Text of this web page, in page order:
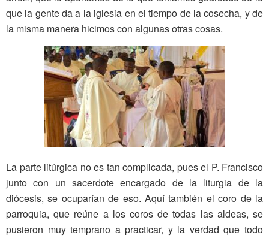
que la gente da a la iglesia en el tiempo de la cosecha, y de
la misma manera hicimos con algunas otras cosas.
La parte litúrgica no es tan complicada, pues el P. Francisco
junto con un sacerdote encargado de la liturgia de la
diócesis, se ocuparían de eso. Aquí también el coro de la
parroquia, que reúne a los coros de todas las aldeas, se
pusieron muy temprano a practicar, y la verdad que todo